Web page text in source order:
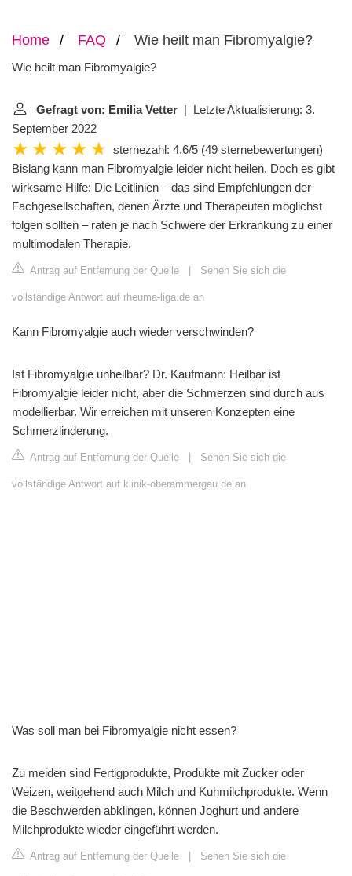
Home FAQ Wie heilt man Fibromyalgie?
Wie heilt man Fibromyalgie?
Gefragt von: Emilia Vetter | Letzte Aktualisierung: 3.
September 2022
sternezahl: 4.6/5 (49 sternebewertungen)
Bislang kann man Fibromyalgie leider nicht heilen. Doch es gibt
wirksame Hilfe: Die Leitlinien – das sind Empfehlungen der
Fachgesellschaften, denen Ärzte und Therapeuten möglichst
folgen sollten – raten je nach Schwere der Erkrankung zu einer
multimodalen Therapie.
Antrag auf Entfernung der Quelle Sehen Sie sich die
vollständige Antwort auf rheuma-liga.de an
Kann Fibromyalgie auch wieder verschwinden?
Ist Fibromyalgie unheilbar? Dr. Kaufmann: Heilbar ist
Fibromyalgie leider nicht, aber die Schmerzen sind durch aus
modellierbar. Wir erreichen mit unseren Konzepten eine
Schmerzlinderung.
Antrag auf Entfernung der Quelle Sehen Sie sich die
vollständige Antwort auf klinik-oberammergau.de an
Was soll man bei Fibromyalgie nicht essen?
Zu meiden sind Fertigprodukte, Produkte mit Zucker oder
Weizen, weitgehend auch Milch und Kuhmilchprodukte. Wenn
die Beschwerden abklingen, können Joghurt und andere
Milchprodukte wieder eingeführt werden.
Antrag auf Entfernung der Quelle Sehen Sie sich die